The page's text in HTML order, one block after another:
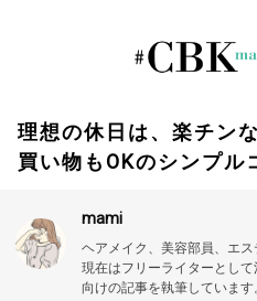
理想の休日は、楽チン
買い物もOKのシンプル
mami
ヘアメイク、美容部員、エス
現在はフリーライターとし
向けの記事を執筆しています